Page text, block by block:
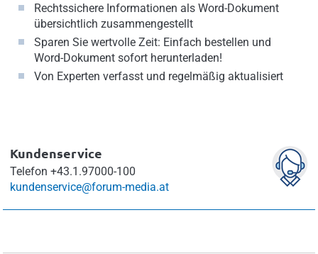
Rechtssichere Informationen als Word-Dokument
übersichtlich zusammengestellt
Sparen Sie wertvolle Zeit: Einfach bestellen und
Word-Dokument sofort herunterladen!
Von Experten verfasst und regelmäßig aktualisiert
Kundenservice
Telefon +43.1.97000-100
kundenservice@forum-media.at